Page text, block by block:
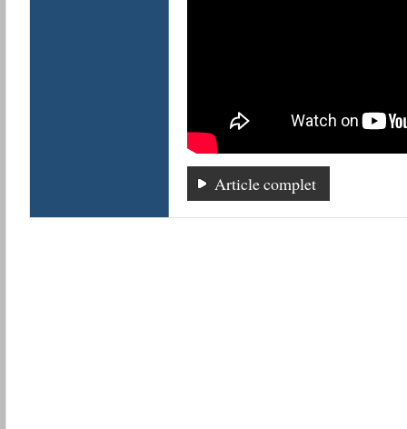
Article complet